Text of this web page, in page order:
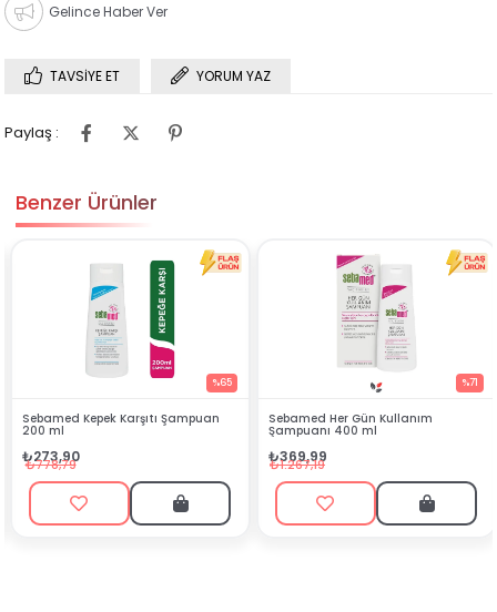
Gelince Haber Ver
TAVSIYE ET YORUM YAZ
Paylaş :
Benzer Ürünler
Şampuan Sebamed Her Gün Kullanım
Şampuanı 400 ml
Deotak Krem